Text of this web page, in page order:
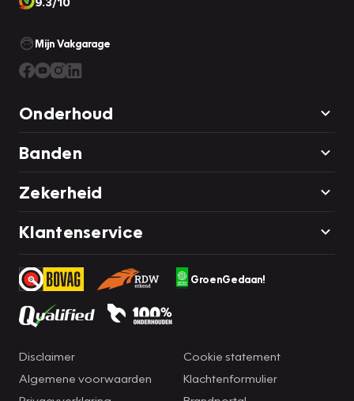
Mijn Vakgarage
Onderhoud
Banden
Zekerheid
Klantenservice
GroenGedaan!
Disclaimer
Algemene voorwaarden
Cookie statement
Klachtenformulier